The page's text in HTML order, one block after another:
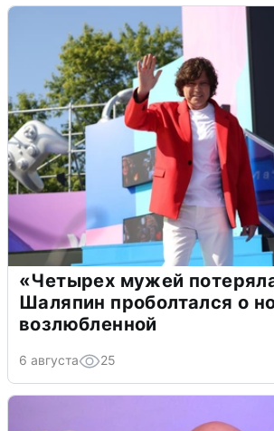
«Четырех мужей
Шаляпин проболтался о
возлюбленной
6 августа 25